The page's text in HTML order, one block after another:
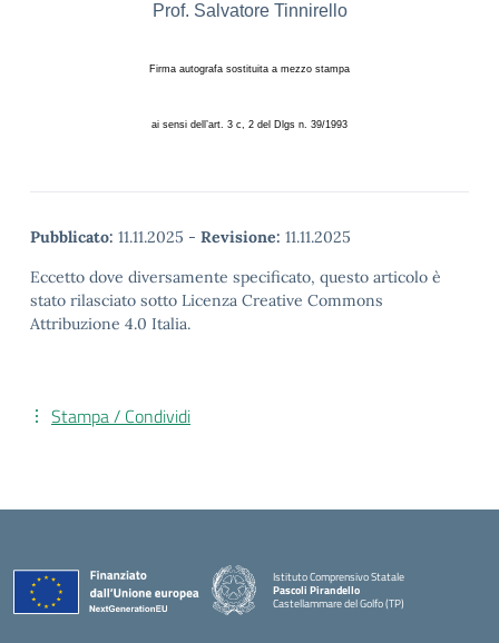
Prof. Salvatore Tinnirello
Firma autografa sostituita a mezzo stampa
ai sensi dell’art. 3 c, 2 del Dlgs n. 39/1993
Pubblicato: 11.11.2025 - Revisione: 11.11.2025
Eccetto dove diversamente specificato, questo articolo è
stato rilasciato sotto Licenza Creative Commons
Attribuzione 4.0 Italia.
Stampa / Condividi
Istituto Comprensivo Statale
Pascoli Pirandello
Castellammare del Golfo (TP)